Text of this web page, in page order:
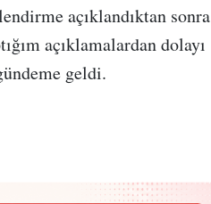
açıklandıktan sonra
açıklamalardan dolayı
geldi.